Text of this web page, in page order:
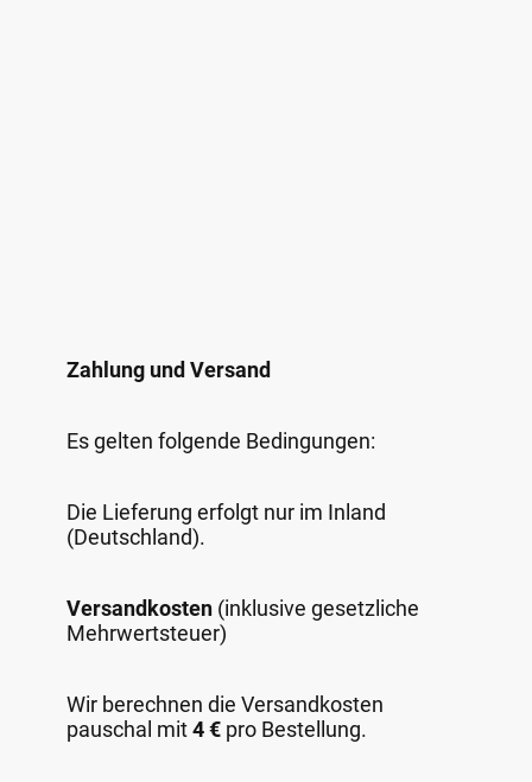
Zahlung und Versand
Es gelten folgende Bedingungen:
Die Lieferung erfolgt nur im Inland
(Deutschland).
Versandkosten (inklusive gesetzliche
Mehrwertsteuer)
Wir berechnen die Versandkosten
pauschal mit4 € pro Bestellung.